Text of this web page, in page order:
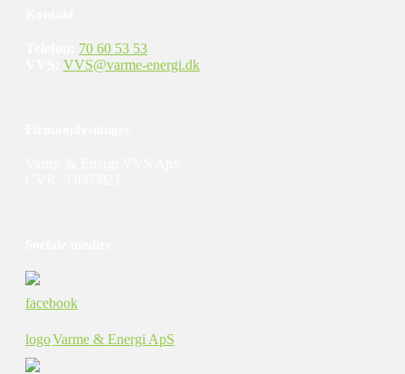
70 60 53 53
VVS@varme-energi.dk​
Varme & Energi ApS